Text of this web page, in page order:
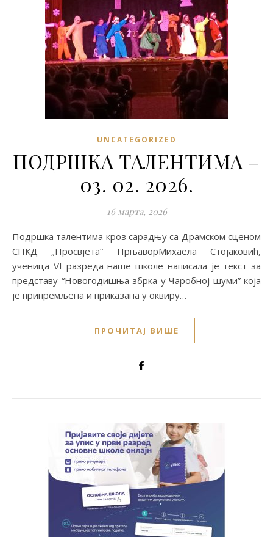
UNCATEGORIZED
ПОДРШКА ТАЛЕНТИМА –
03. 02. 2026.
16 марта, 2026
Подршка талентима кроз сарадњу са Драмском сценом
СПКД „Просвјета“ ПрњаворМихаела Стојаковић,
ученица VI разреда наше школе написала је текст за
представу “Новогодишња збрка у Чаробној шуми” која
је припремљена и приказана у оквиру…
ПРОЧИТАЈ ВИШЕ